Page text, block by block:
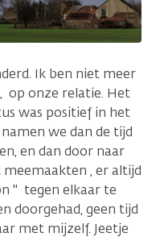
Ik ben niet meer
op onze relatie. Het
was positief in het
we dan de tijd
en dan door naar
, er altijd
'' tegen elkaar te
doorgehad, geen tijd
met mijzelf. Jeetje